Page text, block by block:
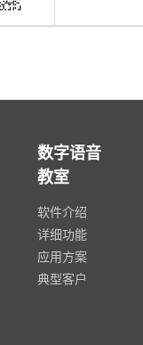
数字语音
教室
软件介绍
详细功能
应用方案
典型客户